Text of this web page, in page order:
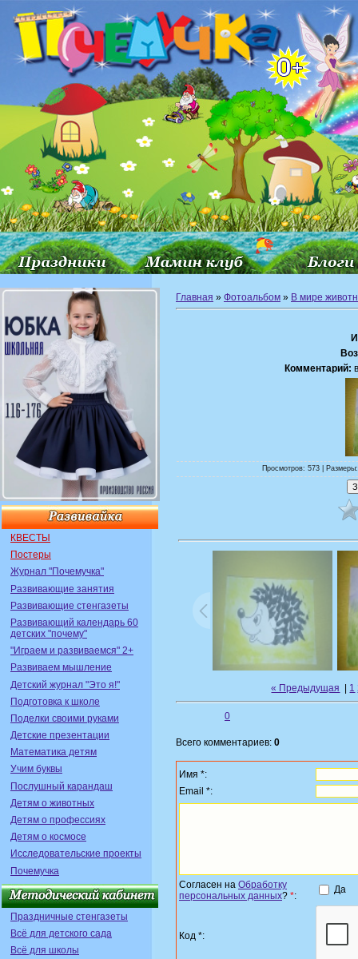
КВЕСТЫ
Постеры
Журнал "Почемучка"
Развивающие занятия
Развивающие стенгазеты
Развивающий календарь 60
детских "почему"
"Играем и развиваемся" 2+
Развиваем мышление
Детский журнал "Это я!"
Подготовка к школе
Поделки своими руками
Детские презентации
Математика детям
Учим буквы
Послушный карандаш
Детям о животных
Детям о профессиях
Детям о космосе
Исследовательские проекты
Почемучка
Праздничные стенгазеты
Всё для детского сада
Всё для школы
Главная » Фотоальбом » В мире
Комментарий:
Просмотров: 573 |
« Предыдущая 1
0
Всего комментариев: 0
Имя *:
Email *:
Согласен на Обработку
персональных данных? *:
Да
Код *: